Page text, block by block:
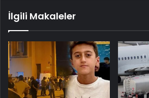
İlgili Makaleler